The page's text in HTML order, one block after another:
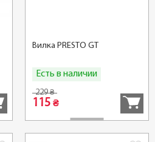
Вилка PRESTO GT
Есть в наличии
229₴
115₴